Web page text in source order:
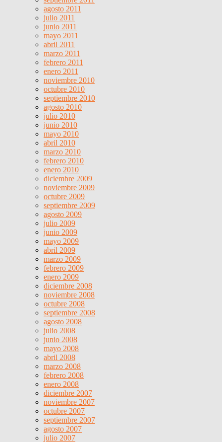
agosto 2011
julio 2011
junio 2011
mayo 2011
abril 2011
marzo 2011
febrero 2011
enero 2011
noviembre 2010
octubre 2010
septiembre 2010
agosto 2010
julio 2010
junio 2010
mayo 2010
abril 2010
marzo 2010
febrero 2010
enero 2010
diciembre 2009
noviembre 2009
octubre 2009
septiembre 2009
agosto 2009
julio 2009
junio 2009
mayo 2009
abril 2009
marzo 2009
febrero 2009
enero 2009
diciembre 2008
noviembre 2008
octubre 2008
septiembre 2008
agosto 2008
julio 2008
junio 2008
mayo 2008
abril 2008
marzo 2008
febrero 2008
enero 2008
diciembre 2007
noviembre 2007
octubre 2007
septiembre 2007
agosto 2007
julio 2007